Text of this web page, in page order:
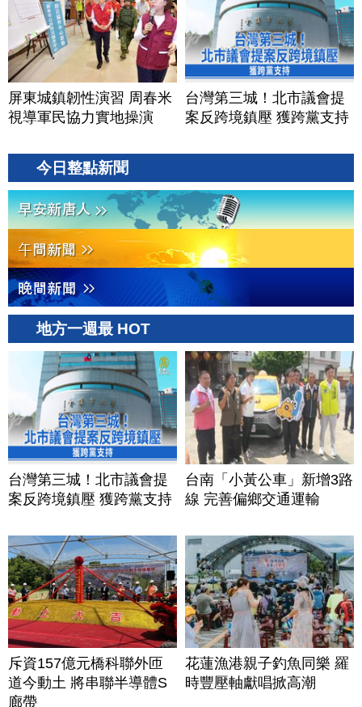
屏東城鎮韌性演習 周春米
視導軍民協力實地操演
台灣第三城！北市議會提
案反跨境鎮壓 獲跨黨支持
今日整點新聞
地方一週最 HOT
台灣第三城！北市議會提
案反跨境鎮壓 獲跨黨支持
台南「小黃公車」新增3路
線 完善偏鄉交通運輸
斥資157億元橋科聯外匝
道今動土 將串聯半導體S
廊帶
花蓮漁港親子釣魚同樂 羅
時豐壓軸獻唱掀高潮